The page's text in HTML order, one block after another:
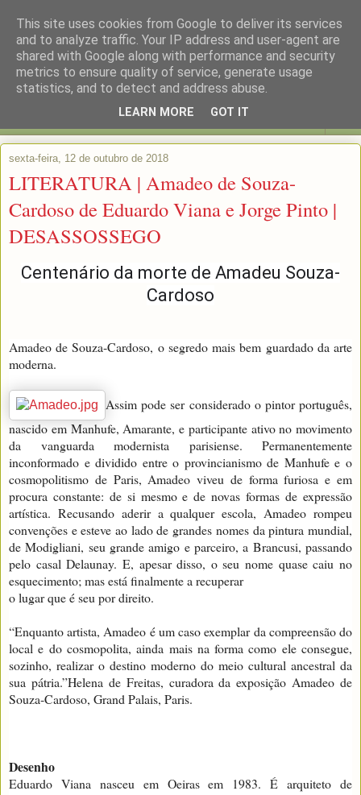
sexta-feira, 12 de outubro de 2018
LITERATURA | Amadeo de Souza-
Cardoso de Eduardo Viana e Jorge Pinto |
DESASSOSSEGO
Centenário da morte de Amadeu Souza-
Cardoso
Amadeo de Souza-Cardoso, o segredo mais bem guardado da arte
moderna.
Assim pode ser considerado o pintor português,
nascido em Manhufe, Amarante, e participante ativo no movimento
da vanguarda modernista parisiense. Permanentemente
inconformado e dividido entre o provincianismo de Manhufe e o
cosmopolitismo de Paris, Amadeo viveu de forma furiosa e em
procura constante: de si mesmo e de novas formas de expressão
artística. Recusando aderir a qualquer escola, Amadeo rompeu
convenções e esteve ao lado de grandes nomes da pintura mundial,
de Modigliani, seu grande amigo e parceiro, a Brancusi, passando
pelo casal Delaunay. E, apesar disso, o seu nome quase caiu no
esquecimento; mas está finalmente a recuperar
o lugar que é seu por direito.
“Enquanto artista, Amadeo é um caso exemplar da compreensão do
local e do cosmopolita, ainda mais na forma como ele consegue,
sozinho, realizar o destino moderno do meio cultural ancestral da
sua pátria.”Helena de Freitas, curadora da exposição Amadeo de
Souza-Cardoso, Grand Palais, Paris.
Desenho
Eduardo Viana nasceu em Oeiras em 1983. É arquiteto de
This site uses cookies from Google to deliver its services
and to analyze traffic. Your IP address and user-agent are
shared with Google along with performance and security
metrics to ensure quality of service, generate usage
statistics, and to detect and address abuse.
LEARN MORE GOT IT